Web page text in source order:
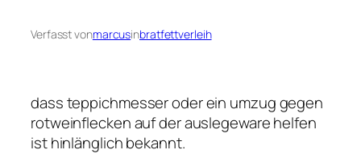
Verfasst vonmarcusinbratfettverleih
dass teppichmesser oder ein umzug gegen
rotweinflecken auf der auslegeware helfen
ist hinlänglich bekannt.